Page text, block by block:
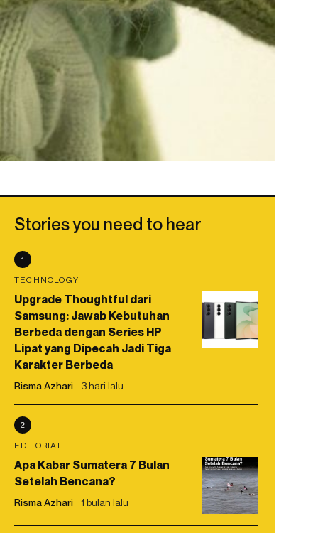
Stories you need to hear
1
TECHNOLOGY
Upgrade Thoughtful dari
Samsung: Jawab Kebutuhan
Berbeda dengan Series HP
Lipat yang Dipecah Jadi Tiga
Karakter Berbeda
Risma Azhari 3 hari lalu
2
EDITORIAL
Apa Kabar Sumatera 7 Bulan
Setelah Bencana?
Risma Azhari 1 bulan lalu